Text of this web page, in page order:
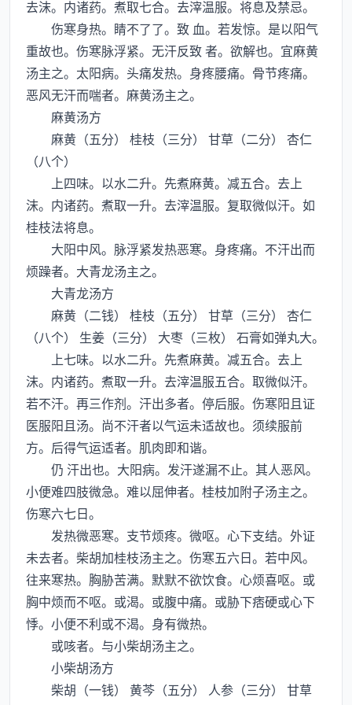
去沫。内诸药。煮取七合。去滓温服。将息及禁忌。
伤寒身热。睛不了了。致 血。若发惊。是以阳气
重故也。伤寒脉浮紧。无汗反致 者。欲解也。宜麻黄
汤主之。太阳病。头痛发热。身疼腰痛。骨节疼痛。
恶风无汗而喘者。麻黄汤主之。
麻黄汤方
麻黄（五分） 桂枝（三分） 甘草（二分） 杏仁
（八个）
上四味。以水二升。先煮麻黄。减五合。去上
沫。内诸药。煮取一升。去滓温服。复取微似汗。如
桂枝法将息。
大阳中风。脉浮紧发热恶寒。身疼痛。不汗出而
烦躁者。大青龙汤主之。
大青龙汤方
麻黄（二钱） 桂枝（五分） 甘草（三分） 杏仁
（八个） 生姜（三分） 大枣（三枚） 石膏如弹丸大。
上七味。以水二升。先煮麻黄。减五合。去上
沫。内诸药。煮取一升。去滓温服五合。取微似汗。
若不汗。再三作剂。汗出多者。停后服。伤寒阳且证
医服阳且汤。尚不汗者以气运未适故也。须续服前
方。后得气运适者。肌肉即和谐。
仍 汗出也。大阳病。发汗遂漏不止。其人恶风。
小便难四肢微急。难以屈伸者。桂枝加附子汤主之。
伤寒六七日。
发热微恶寒。支节烦疼。微呕。心下支结。外证
未去者。柴胡加桂枝汤主之。伤寒五六日。若中风。
往来寒热。胸胁苦满。默默不欲饮食。心烦喜呕。或
胸中烦而不呕。或渴。或腹中痛。或胁下痞硬或心下
悸。小便不利或不渴。身有微热。
或咳者。与小柴胡汤主之。
小柴胡汤方
柴胡（一钱） 黄芩（五分） 人参（三分） 甘草